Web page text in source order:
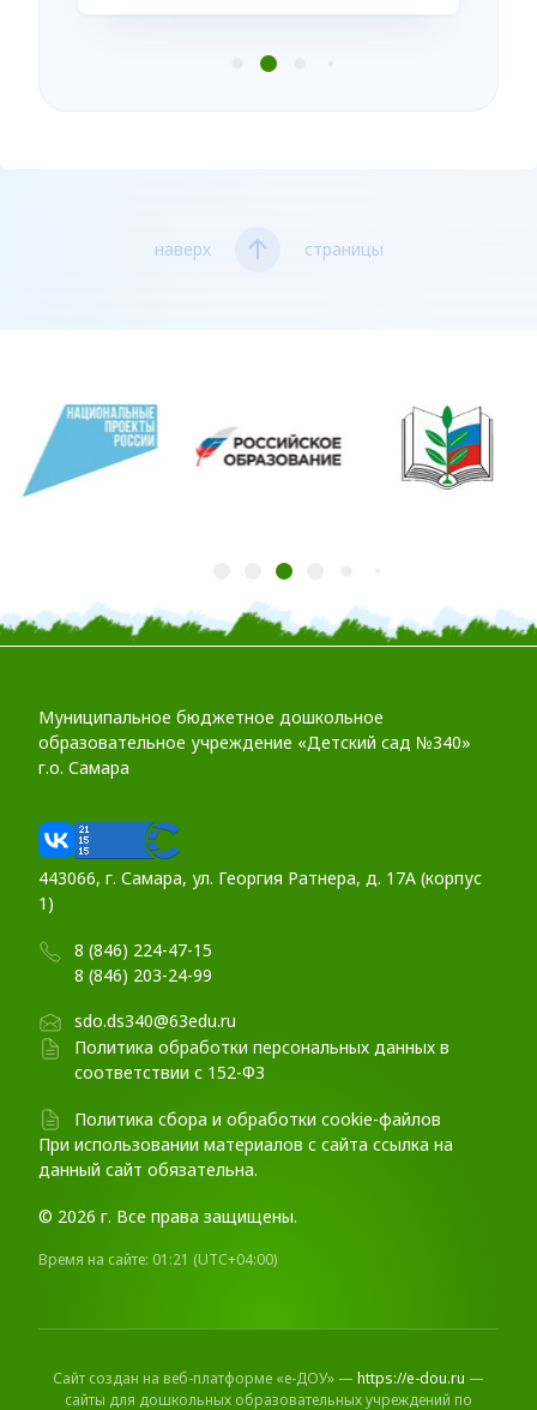
наверх страницы
Муниципальное бюджетное дошкольное
образовательное учреждение «Детский сад №340»
г.о. Самара
443066, г. Самара, ул. Георгия Ратнера, д. 17А (корпус
1)
8 (846) 224-47-15
8 (846) 203-24-99
sdo.ds340@63edu.ru
Политика обработки персональных данных в
соответствии с 152-ФЗ
Политика сбора и обработки cookie-файлов
При использовании материалов c сайта ссылка на
данный сайт обязательна.
© 2026 г. Все права защищены.
Время на сайте: 01:21 (UTC+04:00)
Сайт создан на веб-платформе «е-ДОУ» — https://e-dou.ru —
сайты для дошкольных образовательных учреждений по